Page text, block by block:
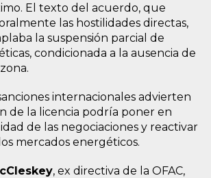
El texto del acuerdo, que
las hostilidades directas,
la suspensión parcial de
condicionada a la ausencia de
internacionales advierten
de la licencia podría poner en
de las negociaciones y reactivar
mercados energéticos.
, ex directiva de la OFAC,